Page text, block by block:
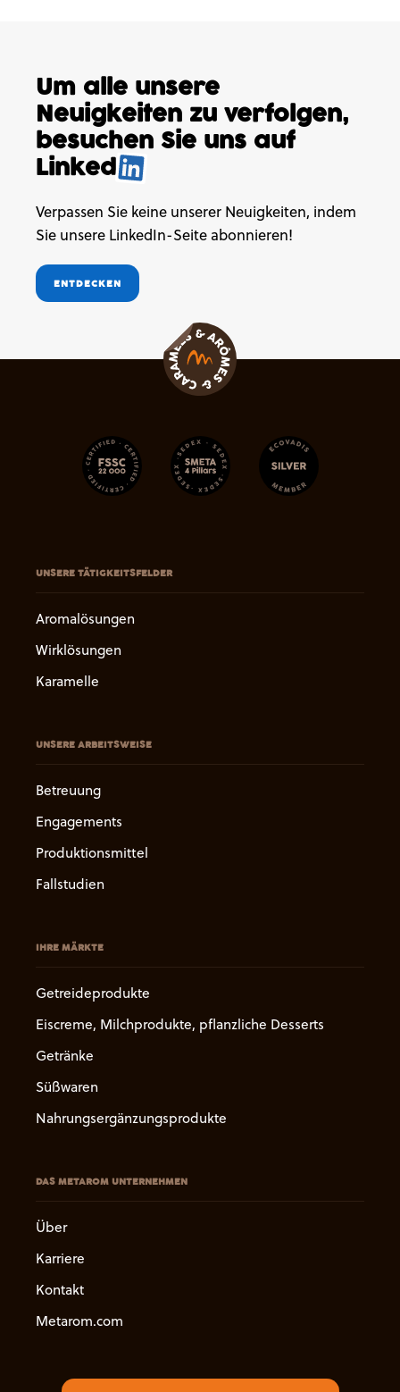
Um alle unsere
Neuigkeiten zu verfolgen,
besuchen Sie uns auf
Linked.
Verpassen Sie keine unserer Neuigkeiten, indem
Sie unsere LinkedIn-Seite abonnieren!
ENTDECKEN
UNSERE TÄTIGKEITSFELDER
Aromalösungen
Wirklösungen
Karamelle
UNSERE ARBEITSWEISE
Betreuung
Engagements
Produktionsmittel
Fallstudien
IHRE MÄRKTE
Getreideprodukte
Eiscreme, Milchprodukte, pflanzliche Desserts
Getränke
Süßwaren
Nahrungsergänzungsprodukte
DAS METAROM UNTERNEHMEN
Über
Karriere
Kontakt
Metarom.com